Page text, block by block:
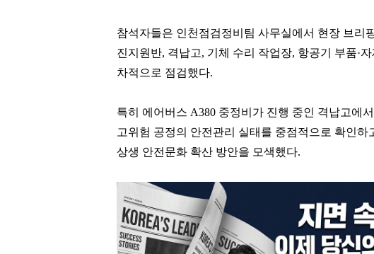
참석자들은 인천점검정비팀 사무실에서 현장 브리
진지원반, 격납고, 기체 수리 작업장, 항공기 부품·
차적으로 점검했다.
특히 에어버스 A380 중정비가 진행 중인 격납고에
고위험 공정의 안전관리 실태를 중점적으로 확인
상생 안전문화 확산 방안을 모색했다.